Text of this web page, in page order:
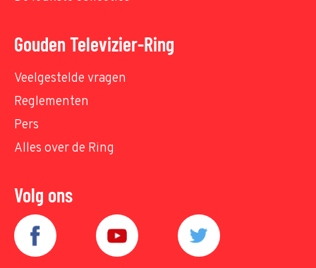
Gouden Televizier-Ring
Veelgestelde vragen
Reglementen
Pers
Alles over de Ring
Volg ons